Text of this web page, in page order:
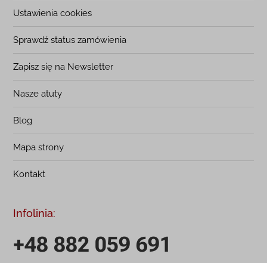
Ustawienia cookies
Sprawdź status zamówienia
Zapisz się na Newsletter
Nasze atuty
Blog
Mapa strony
Kontakt
Infolinia:
+48 882 059 691